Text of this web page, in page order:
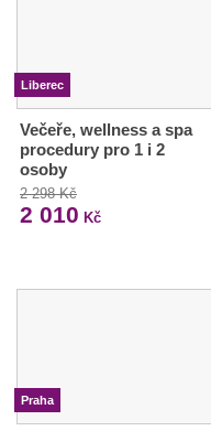
Liberec
Večeře, wellness a spa
procedury pro 1 i 2
osoby
2 298 Kč
2 010 Kč
Praha